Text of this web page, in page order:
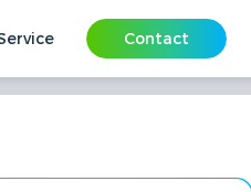
Contact
een